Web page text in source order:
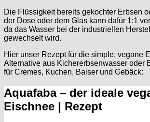
Die Flüssigkeit bereits gekochter Erbsen
der Dose oder dem Glas kann dafür 1:1
da das Wasser bei der industriellen
gewechselt wird.
Hier unser Rezept für die simple, vegane
Alternative aus Kichererbsenwasser oder
für Cremes, Kuchen, Baiser und Gebäck:
Aquafaba – der ideale
Eischnee | Rezept